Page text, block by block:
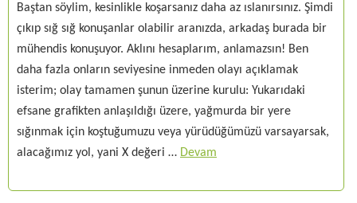
Baştan söylim, kesinlikle koşarsanız daha az ıslanırsınız. Şimdi
çıkıp sığ sığ konuşanlar olabilir aranızda, arkadaş burada bir
mühendis konuşuyor. Aklını hesaplarım, anlamazsın! Ben
daha fazla onların seviyesine inmeden olayı açıklamak
isterim; olay tamamen şunun üzerine kurulu: Yukarıdaki
efsane grafikten anlaşıldığı üzere, yağmurda bir yere
sığınmak için koştuğumuzu veya yürüdüğümüzü varsayarsak,
alacağımız yol, yani X değeri … Devam